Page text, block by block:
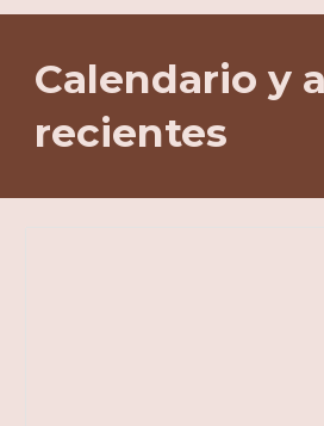
Calendario y
recientes